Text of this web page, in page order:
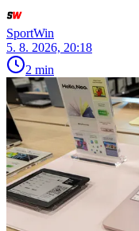
SportWin
5. 8. 2026, 20:18
2 min